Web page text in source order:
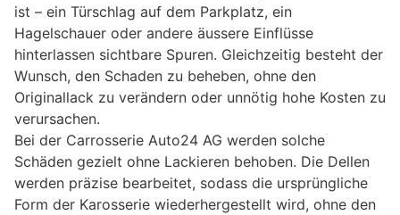
ist – ein Türschlag auf dem Parkplatz, ein
Hagelschauer oder andere äussere Einflüsse
hinterlassen sichtbare Spuren. Gleichzeitig besteht der
Wunsch, den Schaden zu beheben, ohne den
Originallack zu verändern oder unnötig hohe Kosten zu
verursachen.
Bei der Carrosserie Auto24 AG werden solche
Schäden gezielt ohne Lackieren behoben. Die Dellen
werden präzise bearbeitet, sodass die ursprüngliche
Form der Karosserie wiederhergestellt wird, ohne den